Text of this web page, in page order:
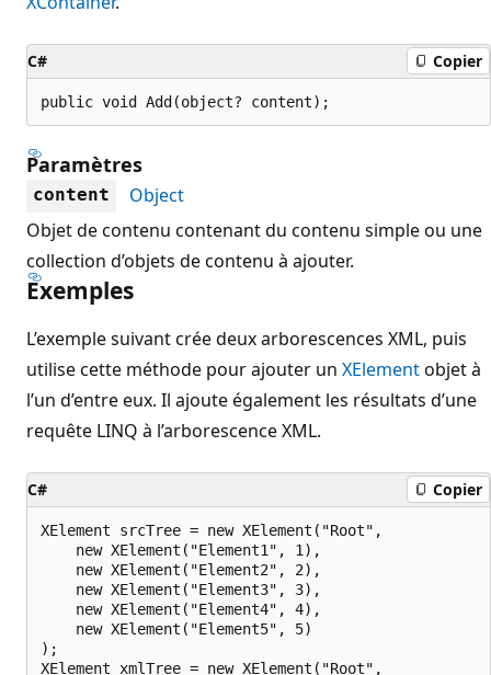
C# Copier
public void Add(object? content);
Paramètres
content
Object
Objet de contenu contenant du contenu simple ou une
collection d’objets de contenu à ajouter.
Exemples
L’exemple suivant crée deux arborescences XML, puis
utilise cette méthode pour ajouter un XElementobjet à
l’un d’entre eux. Il ajoute également les résultats d’une
requête LINQ à l’arborescence XML.
C# Copier
XElement srcTree = new XElement("Root",
    new XElement("Element1", 1),
    new XElement("Element2", 2),
    new XElement("Element3", 3),
    new XElement("Element4", 4),
    new XElement("Element5", 5)
);
XElement xmlTree = new XElement("Root",